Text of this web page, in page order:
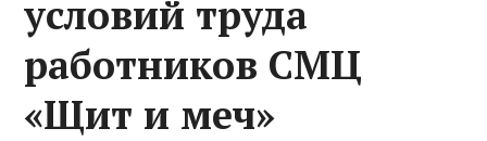
условий труда
работников СМЦ
«Щит и меч»